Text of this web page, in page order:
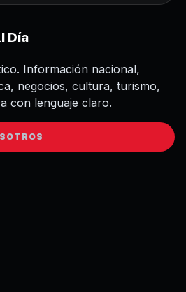
Día
Información nacional,
negocios, cultura, turismo,
con lenguaje claro.